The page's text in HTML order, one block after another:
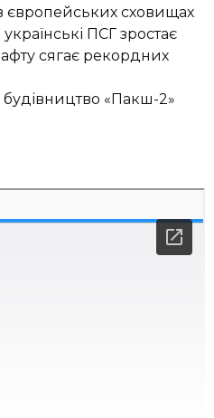
європейських сховищах
ПСГ зростає
сягає рекордних
«Пакш-2»